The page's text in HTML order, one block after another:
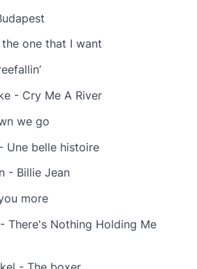
the one that I want
- Cry Me A River
we go
- Une belle histoire
- Billie Jean
more
-There's Nothing Holding Me